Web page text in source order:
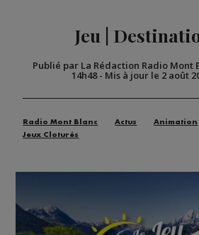
Jeu |
Publié par La Rédaction Radio Mont
14h48- Mis à jour le 2 août
Radio Mont Blanc Actus
Animation
Jeux Cloturés